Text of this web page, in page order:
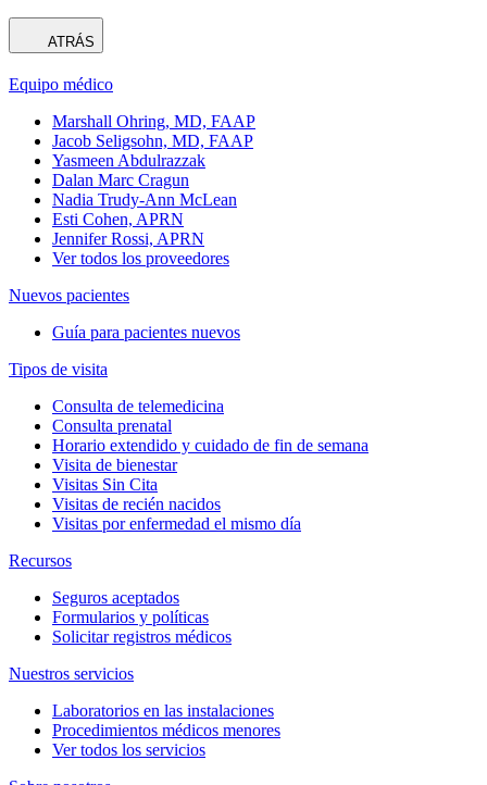
ATRÁS
Equipo médico
Marshall Ohring, MD, FAAP
Jacob Seligsohn, MD, FAAP
Yasmeen Abdulrazzak
Dalan Marc Cragun
Nadia Trudy-Ann McLean
Esti Cohen, APRN
Jennifer Rossi, APRN
Ver todos los proveedores
Nuevos pacientes
Guía para pacientes nuevos
Tipos de visita
Consulta de telemedicina
Consulta prenatal
Horario extendido y cuidado de fin de semana
Visita de bienestar
Visitas Sin Cita
Visitas de recién nacidos
Visitas por enfermedad el mismo día
Recursos
Seguros aceptados
Formularios y políticas
Solicitar registros médicos
Nuestros servicios
Laboratorios en las instalaciones
Procedimientos médicos menores
Ver todos los servicios